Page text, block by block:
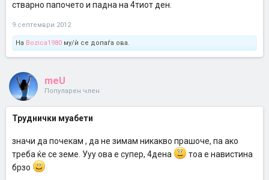
стварно папочето и падна на 4тиот ден.
9 септември 2012
На Bozica1980 му/ѝ се допаѓа ова.
meU
Популарен член
Труднички муабети
значи да почекам , да не зимам никакво прашоче, па ако
треба ќе се земе. Ууу ова е супер, 4дена
тоа е навистина
брзо